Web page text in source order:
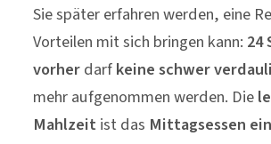
Sie später erfahren werden, eine
Vorteilen mit sich bringen kann: 24
vorherdarfkeine schwer
mehr aufgenommen werden. Die
Mahlzeitist das Mittagsessen